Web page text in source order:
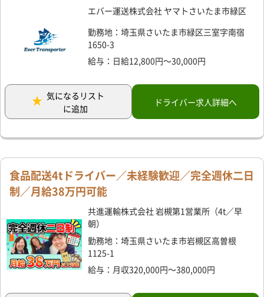
エバー運送株式会社 ヤマトさいたま市緑区
勤務地：埼玉県さいたま市緑区三室字南宿
1650-3
給与：日給12,800円～30,000円
気になるリスト
に追加
ドライバー求人詳細へ
食品配送4tドライバー／未経験歓迎／完全週休二日
制／月給38万円可能
共進運輸株式会社 岩槻第1営業所（4t／早
朝）
勤務地：埼玉県さいたま市岩槻区高曽根
1125-1
給与：月収320,000円～380,000円